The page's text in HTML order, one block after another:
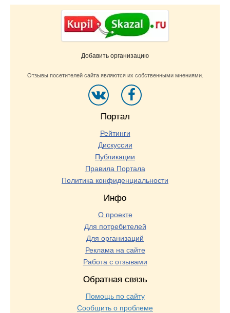
Добавить организацию
Отзывы посетителей сайта являются их собственными мнениями.
Портал
Рейтинги
Дискуссии
Публикации
Правила Портала
Политика конфиденциальности
Инфо
О проекте
Для потребителей
Для организаций
Реклама на сайте
Работа с отзывами
Обратная связь
Помощь по сайту
Сообщить о проблеме